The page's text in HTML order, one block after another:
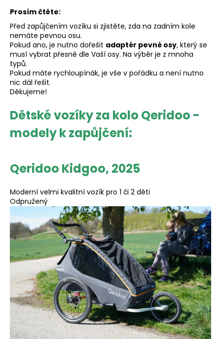
Prosím čtěte:
Před zapůjčením vozíku si zjistěte, zda na zadním kole
nemáte pevnou osu.
Pokud ano, je nutno dořešit adaptér pevné osy, který se
musí vybrat přesně dle Vaší osy. Na výběr je z mnoha
typů.
Pokud máte rychloupínák, je vše v pořádku a není nutno
nic dál řešit.
Děkujeme!
Dětské vozíky za kolo Qeridoo -
modely k zapůjčení:
Qeridoo Kidgoo, 2025
Moderní velmi kvalitní vozík pro 1 či 2 děti
Odpružený
í
t
?
p
o
u
č
u
j
e
m